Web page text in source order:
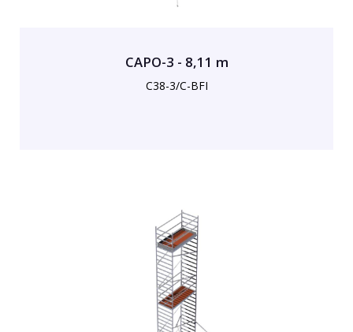
CAPO-3 - 8,11 m
C38-3/C-BFI